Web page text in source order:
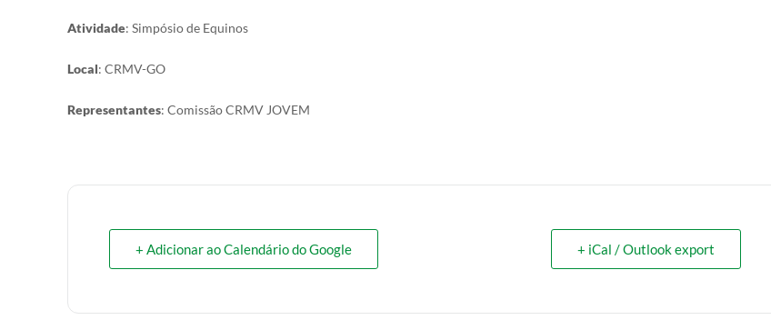
Atividade: Simpósio de Equinos
Local: CRMV-GO
Representantes: Comissão CRMV JOVEM
+ Adicionar ao Calendário do Google + iCal / Outlook export